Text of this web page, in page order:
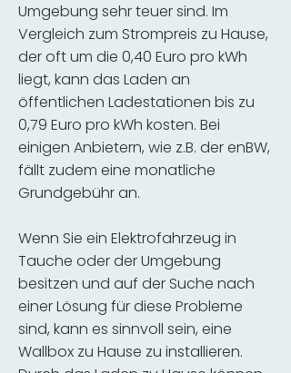
Umgebung sehr teuer sind. Im
Vergleich zum Strompreis zu Hause,
der oft um die 0,40 Euro pro kWh
liegt, kann das Laden an
öffentlichen Ladestationen bis zu
0,79 Euro pro kWh kosten. Bei
einigen Anbietern, wie z.B. der enBW,
fällt zudem eine monatliche
Grundgebühr an.
Wenn Sie ein Elektrofahrzeug in
Tauche oder der Umgebung
besitzen und auf der Suche nach
einer Lösung für diese Probleme
sind, kann es sinnvoll sein, eine
Wallbox zu Hause zu installieren.